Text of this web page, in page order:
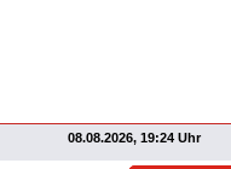
08.08.2026, 19:24 Uhr